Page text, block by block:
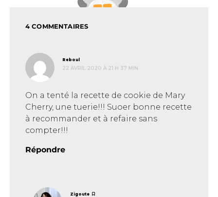
4 COMMENTAIRES
Reboul
22 AVRIL 2020 À 21 H 37 MIN
On a tenté la recette de cookie de Mary
Cherry, une tuerie!!! Suoer bonne recette
à recommander et à refaire sans
compter!!!
Répondre
Zigoute